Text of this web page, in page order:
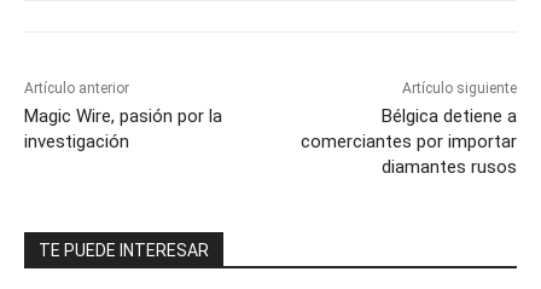
Artículo anterior
Magic Wire, pasión por la
investigación
Artículo siguiente
Bélgica detiene a
comerciantes por importar
diamantes rusos
TE PUEDE INTERESAR